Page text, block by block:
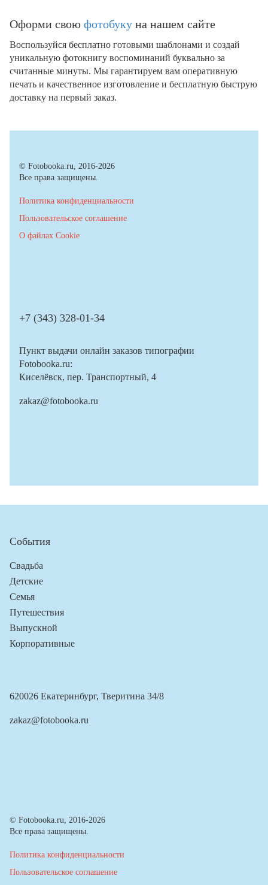
Оформи свою фотобуку на нашем сайте
Воспользуйся бесплатно готовыми шаблонами и создай
уникальную фотокнигу воспоминаний буквально за
считанные минуты. Мы гарантируем вам оперативную
печать и качественное изготовление и бесплатную быструю
доставку на первый заказ.
© Fotobooka.ru, 2016-2026
Все права защищены.
Политика конфиденциальности
Пользовательское соглашение
О файлах Cookie
+7 (343) 328-01-34
Пункт выдачи онлайн заказов типографии
Fotobooka.ru:
Киселёвск, пер. Транспортный, 4
zakaz@fotobooka.ru
События
Свадьба
Детские
Семья
Путешествия
Выпускной
Корпоративные
620026 Екатеринбург, Тверитина 34/8
zakaz@fotobooka.ru
© Fotobooka.ru, 2016-2026
Все права защищены.
Политика конфиденциальности
Пользовательское соглашение